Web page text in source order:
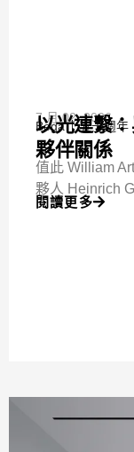
7 月 02, 2026
Bega 五十週年
以光連繫
夥伴關係
值此 William
夥人 Heinrich
閱讀更多